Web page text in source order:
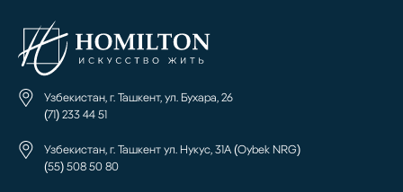
Узбекистан, г. Ташкент, ул. Бухара, 26
(71) 233 44 51
Узбекистан, г. Ташкент ул. Нукус, 31А (Oybek NRG)
(55) 508 50 80